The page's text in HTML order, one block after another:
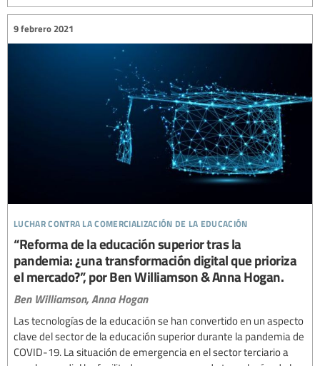
luchar contra la comercialización de la educación
9 febrero 2021
“Reforma de la educación superior tras la
pandemia: ¿una transformación digital que prioriza
el mercado?”, por Ben Williamson & Anna Hogan.
Ben Williamson,Anna Hogan
Las tecnologías de la educación se han convertido en un aspecto
clave del sector de la educación superior durante la pandemia de
COVID-19. La situación de emergencia en el sector terciario a